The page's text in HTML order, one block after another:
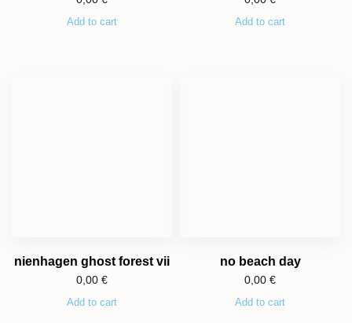
Add to cart Add to cart
nienhagen ghost forest vii
0,00 €
Add to cart
no beach day
0,00 €
Add to cart